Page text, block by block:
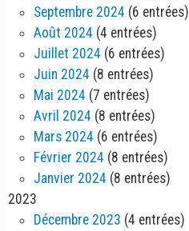
Septembre 2024 (6 entrées)
Août 2024 (4 entrées)
Juillet 2024 (6 entrées)
Juin 2024 (8 entrées)
Mai 2024 (7 entrées)
Avril 2024 (8 entrées)
Mars 2024 (6 entrées)
Février 2024 (8 entrées)
Janvier 2024 (8 entrées)
2023
Décembre 2023 (4 entrées)